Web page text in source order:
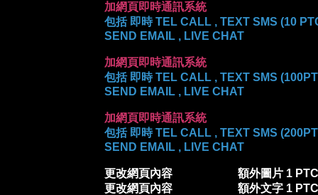
加網頁即時通訊系統
包括 即時 TEL CALL , TEXT SMS (10
SEND EMAIL , LIVE CHAT
加網頁即時通訊系統
包括 即時 TEL CALL , TEXT SMS
SEND EMAIL , LIVE CHAT
加網頁即時通訊系統
包括 即時 TEL CALL , TEXT SMS
SEND EMAIL , LIVE CHAT
更改網頁內容 額外圖
更改網頁內容 額外文